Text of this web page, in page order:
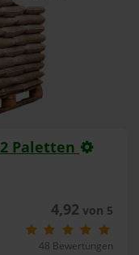
2 Paletten
4,92von 5
48 Bewertungen